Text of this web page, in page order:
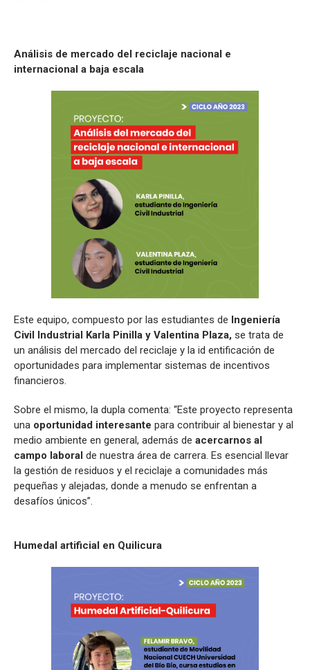
Análisis de mercado del reciclaje nacional e
internacional a baja escala
Este equipo, compuesto por las estudiantes de Ingeniería
Civil Industrial Karla Pinilla y Valentina Plaza, se trata de
un análisis del mercado del reciclaje y la id entificación de
oportunidades para implementar sistemas de incentivos
financieros.
Sobre el mismo, la dupla comenta: “Este proyecto representa
una oportunidad interesante para contribuir al bienestar y al
medio ambiente en general, además de acercarnos al
campo laboral de nuestra área de carrera. Es esencial llevar
la gestión de residuos y el reciclaje a comunidades más
pequeñas y alejadas, donde a menudo se enfrentan a
desafíos únicos”.
Humedal artificial en Quilicura